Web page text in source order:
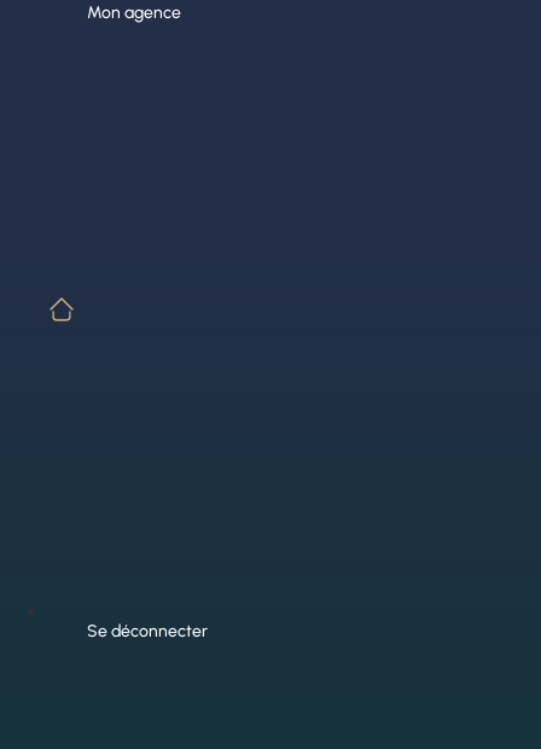
Mon agence
Se déconnecter